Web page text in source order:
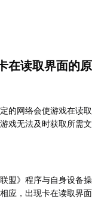
在读取界面的
的网络会使游戏在读
戏无法及时获取所需
联盟》程序与自身设备
应，出现卡在读取界面